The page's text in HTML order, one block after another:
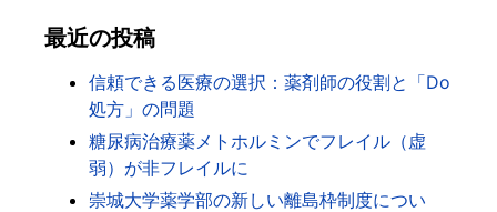
最近の投稿
信頼できる医療の選択：薬剤師の役割と「Do
処方」の問題
糖尿病治療薬メトホルミンでフレイル（虚
弱）が非フレイルに
崇城大学薬学部の新しい離島枠制度につい